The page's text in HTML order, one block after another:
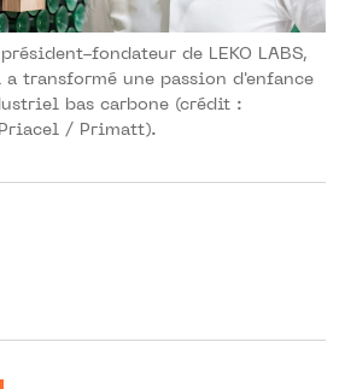
fondateur de LEKO LABS,
a transformé une passion d'enfance
bas carbone (crédit :
/ Primatt).